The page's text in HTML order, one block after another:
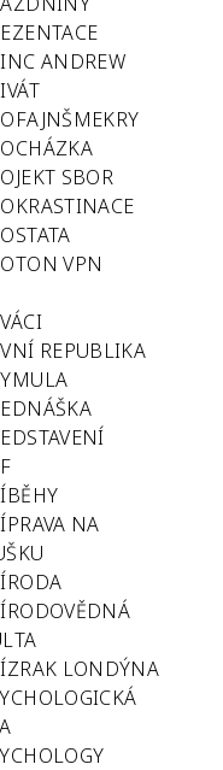
ANDREW
SBOR
VPN
REPUBLIKA
NA
LONDÝNA